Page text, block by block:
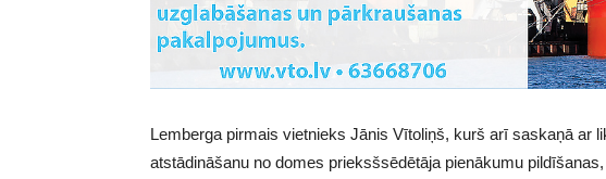
Lemberga pirmais vietnieks Jānis Vītoliņš, kurš arī saskaņā ar
atstādināšanu no domes prieksšsēdētāja pienākumu